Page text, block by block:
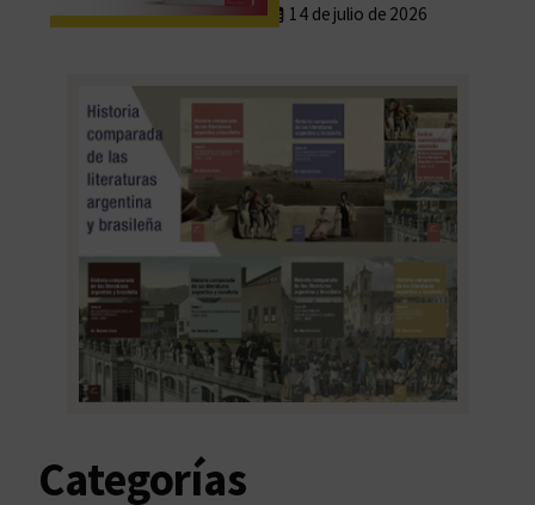
14 de julio de 2026
Categorías